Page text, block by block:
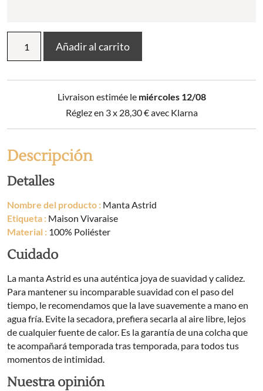
Astrid
cantidad
Añadir al carrito
Livraison estimée le miércoles 12/08
Réglez en 3 x 28,30€avec Klarna
Descripción
Detalles
Nombre del producto : Manta Astrid
Etiqueta : Maison Vivaraise
Material : 100% Poliéster
Cuidado
La manta Astrid es una auténtica joya de suavidad y calidez.
Para mantener su incomparable suavidad con el paso del
tiempo, le recomendamos que la lave suavemente a mano en
agua fría. Evite la secadora, prefiera secarla al aire libre, lejos
de cualquier fuente de calor. Es la garantía de una colcha que
te acompañará temporada tras temporada, para todos tus
momentos de intimidad.
Nuestra opinión